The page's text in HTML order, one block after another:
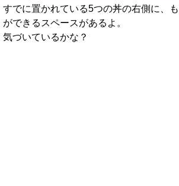
すでに置かれている5つの丼の右側に、
ができるスペースがあるよ。
気づいているかな？